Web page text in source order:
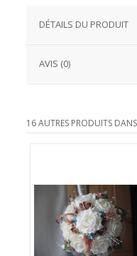
DÉTAILS DU PRODUIT
AVIS (0)
16 AUTRES PRODUITS